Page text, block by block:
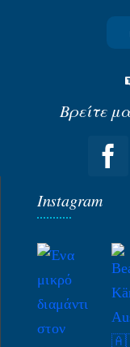
Βρείτε
Instagram